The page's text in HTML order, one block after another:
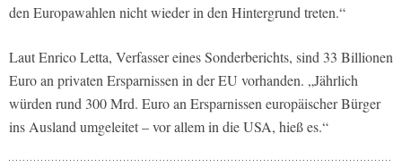
den Europawahlen nicht wieder in den Hintergrund treten.“
Laut Enrico Letta, Verfasser eines Sonderberichts, sind 33 Billionen
Euro an privaten Ersparnissen in der EU vorhanden. „Jährlich
würden rund 300 Mrd. Euro an Ersparnissen europäischer Bürger
ins Ausland umgeleitet – vor allem in die USA, hieß es.“